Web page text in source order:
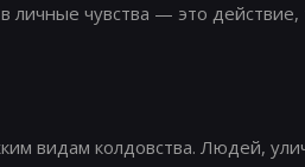
личные чувства — это
видам колдовства. Людей,